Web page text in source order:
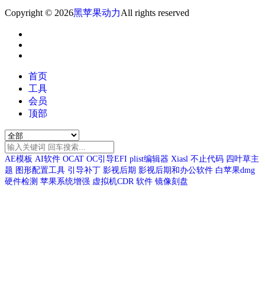
Copyright © 2026黑苹果动力All rights reserved
首页
工具
会员
顶部
AE模板 AI软件 OCAT OC引导EFI plist编辑器 Xiasl 不止代码 四叶草主
题 图形配置工具 引导补丁 影视后期 影视后期和办公软件 白苹果dmg
硬件检测 苹果系统增强 虚拟机CDR 软件 镜像刻盘